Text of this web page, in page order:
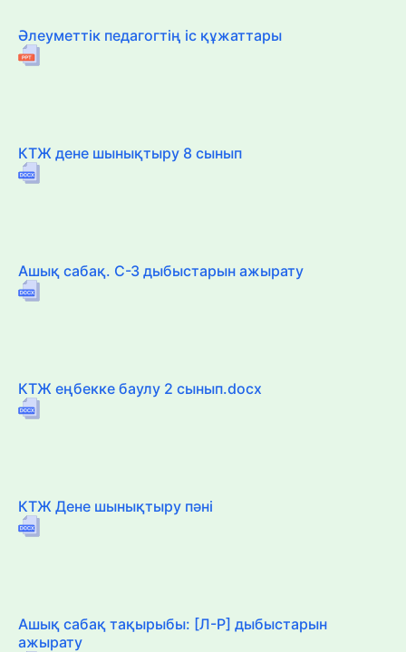
Әлеуметтік педагогтің іс құжаттары
КТЖ дене шынықтыру 8 сынып
Ашық сабақ. С-З дыбыстарын ажырату
КТЖ еңбекке баулу 2 сынып.docx
КТЖ Дене шынықтыру пәні
Ашық сабақ тақырыбы: [Л-Р] дыбыстарын
ажырату